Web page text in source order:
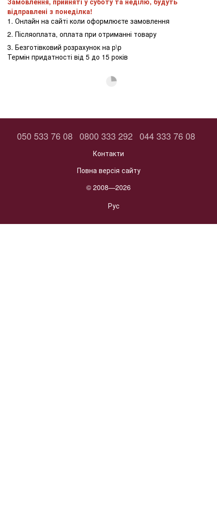
відправлені з понеділка!
1. Онлайн на сайті коли оформлюєте замовлення
2. Післяоплата, оплата при отриманні товару
3. Безготівковий розрахунок на р\р
Термін придатності від 5 до 15 років
050 533 76 08 0800 333 292 044 333 76 08
Контакти
Повна версія сайту
© 2008—2026
Рус